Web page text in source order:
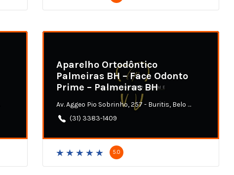
Aparelho Ortodôntico
Palmeiras BH – Face Odonto
Prime – Palmeiras BH
Av. Aggeo Pio Sobrinho, 257 - Buritis, Belo Horizonte - MG
(31) 3383-1409
5.0